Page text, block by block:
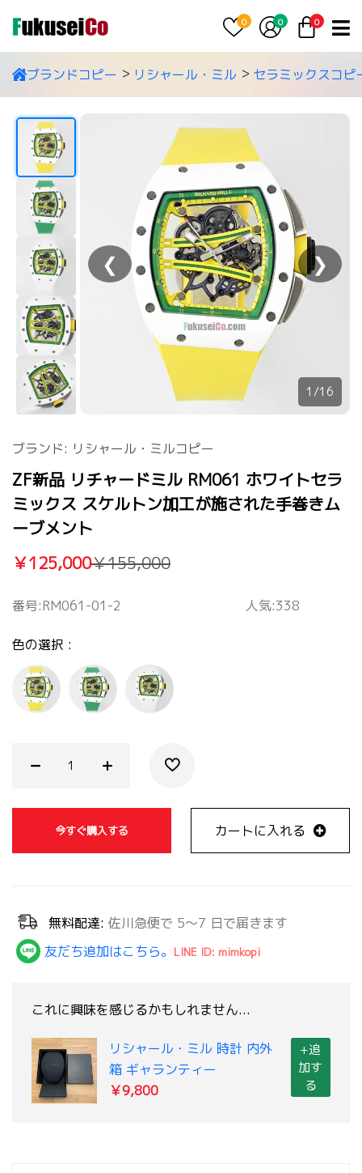
0 0 0
ブランドコピー リシャール・ミル セラミックスコピ
❮ ❯
1/16
ブランド: リシャール・ミルコピー
ZF新品 リチャードミル RM061 ホワイトセラ
ミックス スケルトン加工が施された手巻きム
ーブメント
￥125,000￥155,000
番号:RM061-01-2 人気:338
色の選択 :
今すぐ購入する カートに入れる
無料配達: 佐川急便で 5～7 日で届きます
友だち追加はこちら。 LINE ID: mimkopi
これに興味を感じるかもしれません...
リシャール・ミル 時計 内外
箱 ギャランティー
￥9,800
+追
加す
る